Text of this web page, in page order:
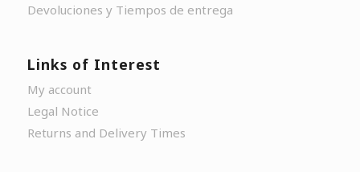
Devoluciones y Tiempos de entrega
Links of Interest
My account
Legal Notice
Returns and Delivery Times